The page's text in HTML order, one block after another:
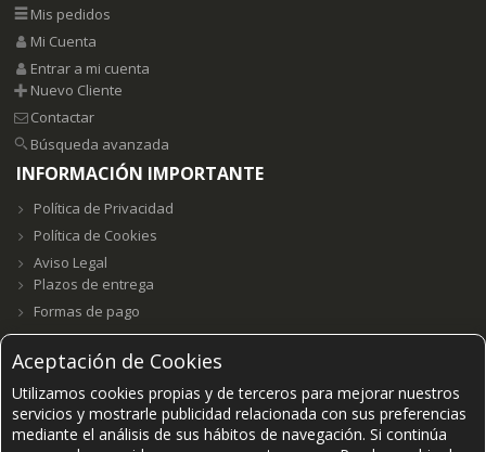
Aceptación de Cookies
Utilizamos cookies propias y de terceros para mejorar nuestros
servicios y mostrarle publicidad relacionada con sus preferencias
mediante el análisis de sus hábitos de navegación. Si continúa
Mis pedidos
Mi Cuenta
Entrar a mi cuenta
Nuevo Cliente
Contactar
Búsqueda avanzada
INFORMACIÓN IMPORTANTE
Política de Privacidad
Política de Cookies
Aviso Legal
Plazos de entrega
Formas de pago
Grupo E23W Distribuciones, S.L. B98123102 ©2021- 2026.